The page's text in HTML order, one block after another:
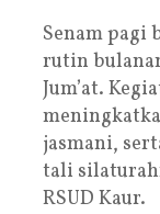
Senam pagi
rutin
Jum’at.
jasmani,
tali
RSUD Kaur.